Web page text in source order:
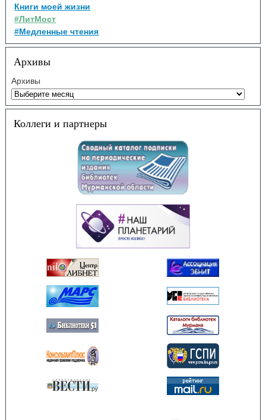
Книги моей жизни
#ЛитМост
#Медленные чтения
Архивы
Архивы
Коллеги и партнеры